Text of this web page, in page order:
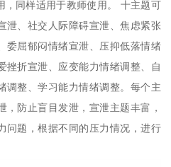
，同样适用于教师使用。 十主题可
泄、社交人际障碍宣泄、焦虑紧张
委屈郁闷情绪宣泄、压抑低落情绪
挫折宣泄、应变能力情绪调整、自
调整、学习能力情绪调整。每个主
防止盲目发泄，宣泄主题丰富，
问题，根据不同的压力情况，进行